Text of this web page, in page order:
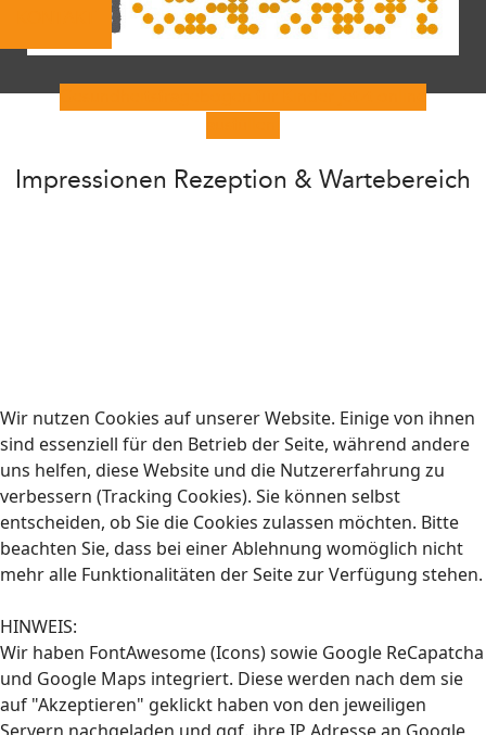
Impressionen Rezeption & Wartebereich
Wir nutzen Cookies auf unserer Website. Einige von ihnen
sind essenziell für den Betrieb der Seite, während andere
uns helfen, diese Website und die Nutzererfahrung zu
verbessern (Tracking Cookies). Sie können selbst
entscheiden, ob Sie die Cookies zulassen möchten. Bitte
beachten Sie, dass bei einer Ablehnung womöglich nicht
mehr alle Funktionalitäten der Seite zur Verfügung stehen.
HINWEIS:
Wir haben FontAwesome (Icons) sowie Google ReCapatcha
und Google Maps integriert. Diese werden nach dem sie
auf "Akzeptieren" geklickt haben von den jeweiligen